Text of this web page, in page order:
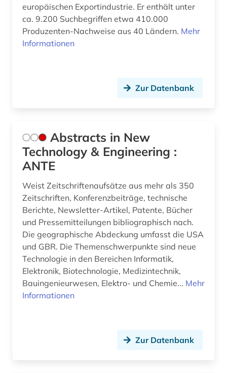
bibliotheksbestand (1)
bildgebendes verfahren (1)
bildinformatik (1)
bildverarbeitung (2)
bio-basierte kunststoffe (1)
bio-basierte verbundwerkstoffe (1)
biodiversität (1)
bioenergie (1)
bioengineer (1)
biografin (1)
biomechanik (1)
europäischen Exportindustrie. Er enthält unter
ca. 9.200 Suchbegriffen etwa 410.000
Produzenten-Nachweise aus 40 Ländern. Mehr
Informationen
Zur Datenbank
Abstracts in New
Technology & Engineering :
ANTE
Weist Zeitschriftenaufsätze aus mehr als 350
Zeitschriften, Konferenzbeiträge, technische
Berichte, Newsletter-Artikel, Patente, Bücher
und Pressemitteilungen bibliographisch nach.
Die geographische Abdeckung umfasst die USA
und GBR. Die Themenschwerpunkte sind neue
Technologie in den Bereichen Informatik,
Elektronik, Biotechnologie, Medizintechnik,
Bauingenieurwesen, Elektro- und Chemie... Mehr
Informationen
Zur Datenbank